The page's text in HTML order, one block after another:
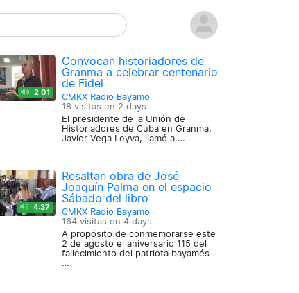
2:01
Convocan historiadores de
Granma a celebrar centenario
de Fidel
CMKX Radio Bayamo
18 visitas en 2 days
El presidente de la Unión de
Historiadores de Cuba en Granma,
Javier Vega Leyva, llamó a …
4:37
Resaltan obra de José
Joaquín Palma en el espacio
Sábado del libro
CMKX Radio Bayamo
164 visitas en 4 days
A propósito de conmemorarse este
2 de agosto el aniversario 115 del
fallecimiento del patriota bayamés
…